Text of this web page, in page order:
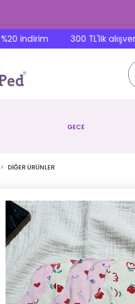
300 TL'lik alışverişe
GECE
DİĞER ÜRÜNLER